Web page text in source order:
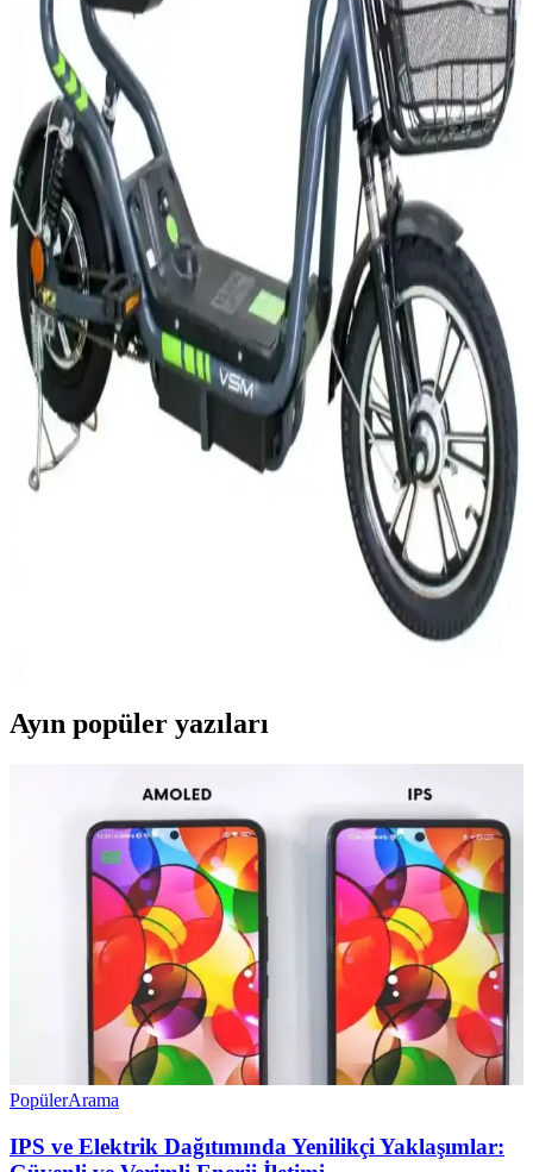
Elektrikli motorlarda ehliyet gerekliliği, aracın güç ve hız sınırlarına
göre değişir. Türkiye'deki yasal düzenlemeler, güvenlik önlemleri ve
güncel mevzuat hakkında kapsamlı bilgiler sunulmaktadır.
2025'te Elektrikli Motorlarda Ehliyet Şart mı?
Bilmeniz Gerekenler
2025'te elektrikli motorların ehliyet ve yasal gerekliliklerini öğrenin.
Güvenli sürüş için detayları hemen keşfedin! İnceleyin!
2025'te Elektrikli Motor Fiyatlarında Şaşırtan
Değişimler: Bilmeniz Gerekenler
2025 elektrikli motor fiyat trendlerini ve ikinci el piyasasını öğrenin.
En uygun modeli seçmek için rehberimizi inceleyin! Hemen
keşfedin.
2025'te Elektrikli Motorlarda Yokuşları Fethetmenin
5 Sırrı
2025'in en iyi elektrikli motor ve scooter modelleriyle yokuşları
kolayca aşın. Detayları öğrenin ve doğru seçimi yapın!
synopsis":"Elektrikli motor ve scooter dünyası,
2025'te İkinci El Elektrikli Motorlarla Ulaşımda
2025'te uygun fiyatlı ikinci el elektrikli motorlarla hem tasarruf edin
Ayın popüler yazıları
PopülerArama
IPS ve Elektrik Dağıtımında Yenilikçi Yaklaşımlar: